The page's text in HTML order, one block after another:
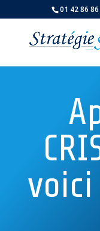
01 42 86
voici